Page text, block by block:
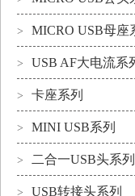
> MICRO USB母座
> USB AF大电流系
> 卡座系列
> MINI USB系列
> 二合一USB头系列
> USB转接头系列